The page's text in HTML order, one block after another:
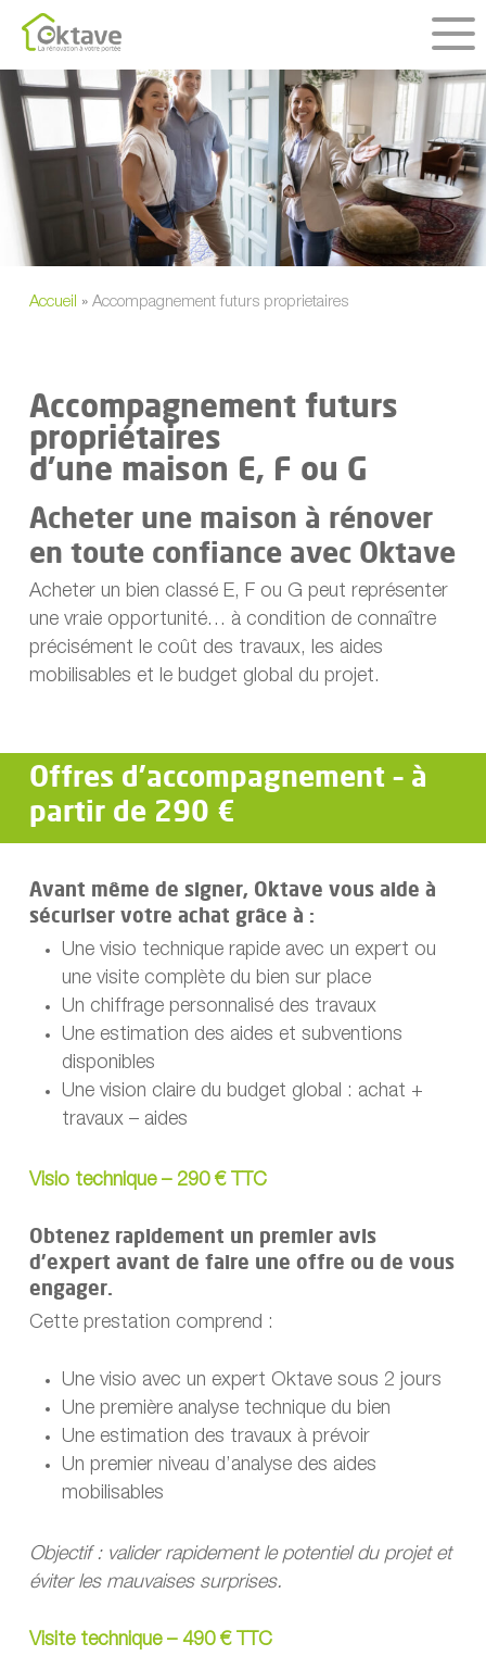
Skip
main
content
Accueil » Accompagnement futurs proprietaires
Accompagnement futurs
propriétaires
d’une maison E, F ou G
Acheter une maison à rénover
en toute confiance avec Oktave
Acheter un bien classé E, F ou G peut représenter
une vraie opportunité… à condition de connaître
précisément le coût des travaux, les aides
mobilisables et le budget global du projet.
Offres d’accompagnement – à
partir de 290 €
Avant même de signer, Oktave vous aide à
sécuriser votre achat grâce à :
Une visio technique rapide avec un expert ou
une visite complète du bien sur place
Un chiffrage personnalisé des travaux
Une estimation des aides et subventions
disponibles
Une vision claire du budget global : achat +
travaux – aides
Visio technique – 290 € TTC
Obtenez rapidement un premier avis
d’expert avant de faire une offre ou de vous
engager.
Cette prestation comprend :
Une visio avec un expert Oktave sous 2 jours
Une première analyse technique du bien
Une estimation des travaux à prévoir
Un premier niveau d’analyse des aides
mobilisables
Objectif : valider rapidement le potentiel du projet et
éviter les mauvaises surprises.
Visite technique – 490 € TTC